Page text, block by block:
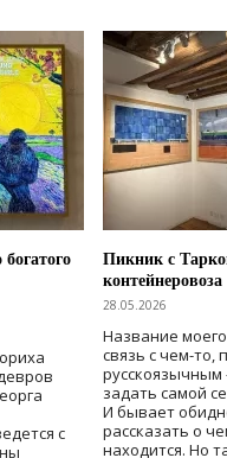
с
Пикник с
контейнеровоза
28.05.2026
Название
связь с чем-то,
задать самой
И бывает
рассказать о
находится. Но